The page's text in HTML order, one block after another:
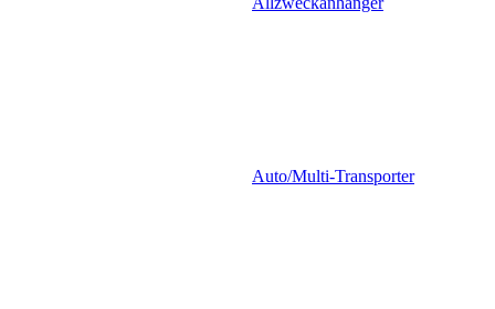
Auto/Multi-Transporter